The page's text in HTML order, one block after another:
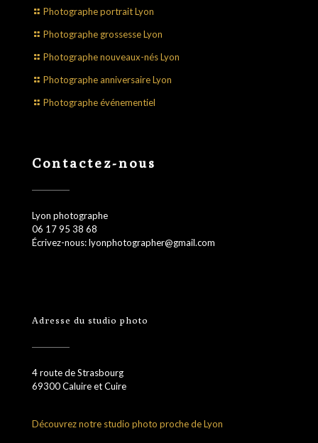
Photographe portrait Lyon
Photographe grossesse Lyon
Photographe nouveaux-nés Lyon
Photographe anniversaire Lyon
Photographe événementiel
Contactez-nous
Lyon photographe
06 17 95 38 68
Écrivez-nous: lyonphotographer@gmail.com
Adresse du studio photo
4 route de Strasbourg
69300 Caluire et Cuire
Découvrez notre studio photo proche de Lyon